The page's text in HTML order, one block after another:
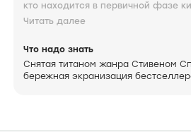
кто находится в первичной фазе
такие мягкие формулировки,
таким значком, должен знать
Читать далее
Что надо знать
Снятая титаном жанра Стивеном
бережная экранизация